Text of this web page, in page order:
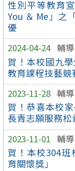
性別平等教育
You ＆ Me」之
優
2024-04-24 輔
賀！本校國九
教育課程技藝
2023-11-28 輔
賀！恭喜本校
長青志願服務松
2023-11-01 輔
賀！本校304班
育關懷獎」